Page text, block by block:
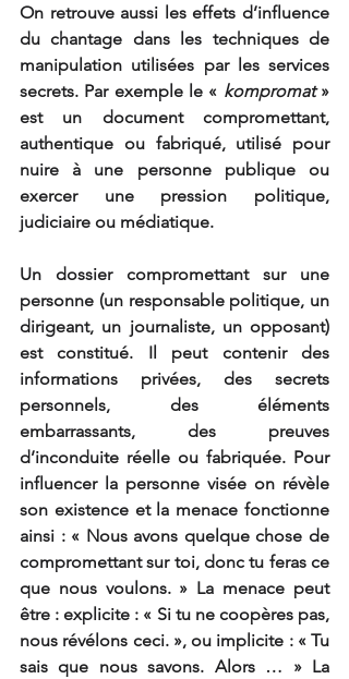
On retrouve aussi les effets d’influence
du chantage dans les techniques de
manipulation utilisées par les services
secrets. Par exemple le « kompromat »
est un document compromettant,
authentique ou fabriqué, utilisé pour
nuire à une personne publique ou
exercer une pression politique,
judiciaire ou médiatique.
Un dossier compromettant sur une
personne (un responsable politique, un
dirigeant, un journaliste, un opposant)
est constitué. Il peut contenir des
informations privées, des secrets
personnels, des éléments
embarrassants, des preuves
d’inconduite réelle ou fabriquée. Pour
influencer la personne visée on révèle
son existence et la menace fonctionne
ainsi : « Nous avons quelque chose de
compromettant sur toi, donc tu feras ce
que nous voulons. » La menace peut
être : explicite : « Si tu ne coopères pas,
nous révélons ceci. », ou implicite : « Tu
sais que nous savons. Alors … » La